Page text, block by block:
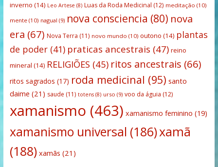
inverno (14) Leo Artese (8) Luas da Roda Medicinal (12) meditação (10)
mente(10) nagual (9) nova consciencia (80) nova
era (67) Nova Terra (11) novo mundo (10) outono (14) plantas
de poder(41) praticas ancestrais (47) reino
mineral (14) RELIGIÕES (45) ritos ancestrais (66)
ritos sagrados (17) roda medicinal (95) santo
daime (21) saude (11) totens(8) urso (9) voo da águia (12)
xamanismo (463) xamanismo feminino (19)
xamanismo universal (186)xamã
(188) xamãs (21)